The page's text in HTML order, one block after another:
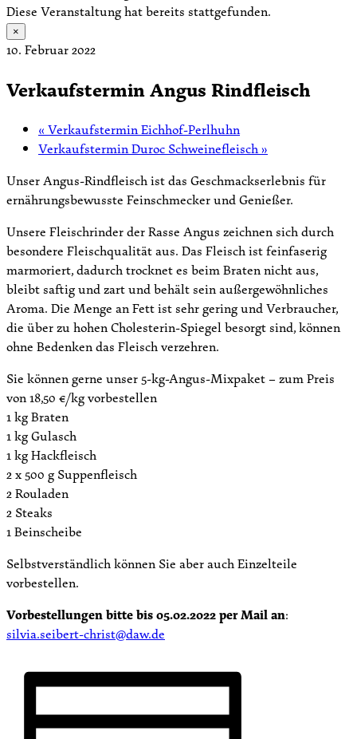
Diese Veranstaltung hat bereits stattgefunden.
×
10. Februar 2022
Verkaufstermin Angus Rindfleisch
« Verkaufstermin Eichhof-Perlhuhn
Verkaufstermin Duroc Schweinefleisch»
Unser Angus-Rindfleisch ist das Geschmackserlebnis für
ernährungsbewusste Feinschmecker und Genießer.
Unsere Fleischrinder der Rasse Angus zeichnen sich durch
besondere Fleischqualität aus. Das Fleisch ist feinfaserig
marmoriert, dadurch trocknet es beim Braten nicht aus,
bleibt saftig und zart und behält sein außergewöhnliches
Aroma. Die Menge an Fett ist sehr gering und Verbraucher,
die über zu hohen Cholesterin-Spiegel besorgt sind, können
ohne Bedenken das Fleisch verzehren.
Sie können gerne unser 5-kg-Angus-Mixpaket – zum Preis
von 18,50 €/kg vorbestellen
1 kg Braten
1 kg Gulasch
1 kg Hackfleisch
2 x 500 g Suppenfleisch
2 Rouladen
2 Steaks
1 Beinscheibe
Selbstverständlich können Sie aber auch Einzelteile
vorbestellen.
Vorbestellungen bitte bis 05.02.2022 per Mail an:
silvia.seibert-christ@daw.de